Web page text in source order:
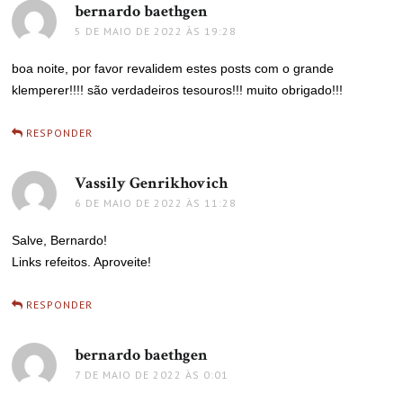
bernardo baethgen
5 DE MAIO DE 2022 ÀS 19:28
boa noite, por favor revalidem estes posts com o grande
klemperer!!!! são verdadeiros tesouros!!! muito obrigado!!!
RESPONDER
Vassily Genrikhovichdisse:
6 DE MAIO DE 2022 ÀS 11:28
Salve, Bernardo!
Links refeitos. Aproveite!
RESPONDER
bernardo baethgen
7 DE MAIO DE 2022 ÀS 0:01